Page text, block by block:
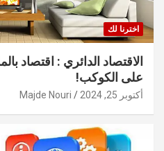
اخترنا لك
الاقتصاد الدائري : اقتصاد
على الكوكب!
أكتوبر 25, 2024 Majde Nouri